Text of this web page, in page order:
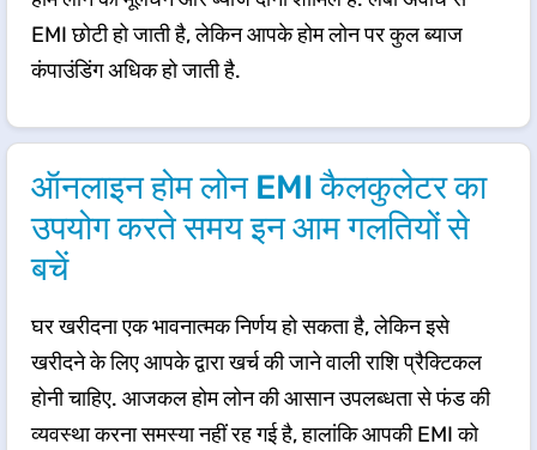
EMI छोटी हो जाती है, लेकिन आपके होम लोन पर कुल ब्याज
कंपाउंडिंग अधिक हो जाती है.
ऑनलाइन होम लोन EMI कैलकुलेटर का
उपयोग करते समय इन आम गलतियों से
बचें
घर खरीदना एक भावनात्मक निर्णय हो सकता है, लेकिन इसे
खरीदने के लिए आपके द्वारा खर्च की जाने वाली राशि प्रैक्टिकल
होनी चाहिए. आजकल होम लोन की आसान उपलब्धता से फंड की
व्यवस्था करना समस्या नहीं रह गई है, हालांकि आपकी EMI को